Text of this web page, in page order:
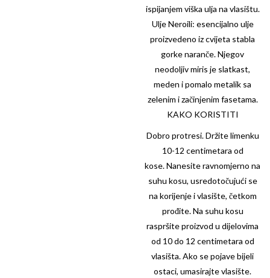
ispijanjem viška ulja na vlasištu.
Ulje Neroili: esencijalno ulje
proizvedeno iz cvijeta stabla
gorke naranče. Njegov
neodoljiv miris je slatkast,
meden i pomalo metalik sa
zelenim i začinjenim fasetama.
KAKO KORISTITI
Dobro protresi. Držite limenku
10-12 centimetara od
kose. Nanesite ravnomjerno na
suhu kosu, usredotočujući se
na korijenje i vlasište, četkom
prođite. Na suhu kosu
raspršite proizvod u dijelovima
od 10 do 12 centimetara od
vlasišta. Ako se pojave bijeli
ostaci, umasirajte vlasište.